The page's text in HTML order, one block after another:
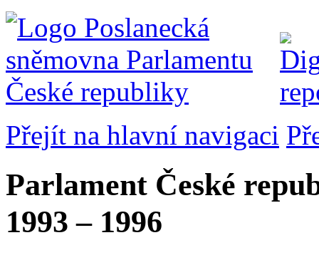
Přejít na hlavní navigaci
Parlament České
1993 – 1996